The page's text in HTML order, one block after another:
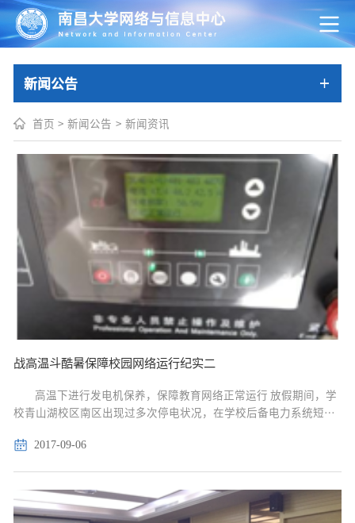
新闻公告
首页 > 新闻公告 > 新闻资讯
战高温斗酷暑保障校园网络运行纪实二
高温下进行发电机保养，保障教育网络正常运行 放假期间，学
校青山湖校区南区出现过多次停电状况，在学校后备电力系统短时
保证校园网络、教育网络不中断，...
2017-09-06